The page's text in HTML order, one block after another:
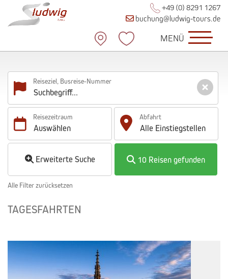
+49 (0) 8291 1267
buchung@ludwig-tours.de
MENÜ
Reiseziel, Busreise-Nummer
Reisezeitraum
Auswählen
Abfahrt
Alle Einstiegstellen
Erweiterte Suche 10 Reisen gefunden
Alle Filter zurücksetzen
TAGESFAHRTEN